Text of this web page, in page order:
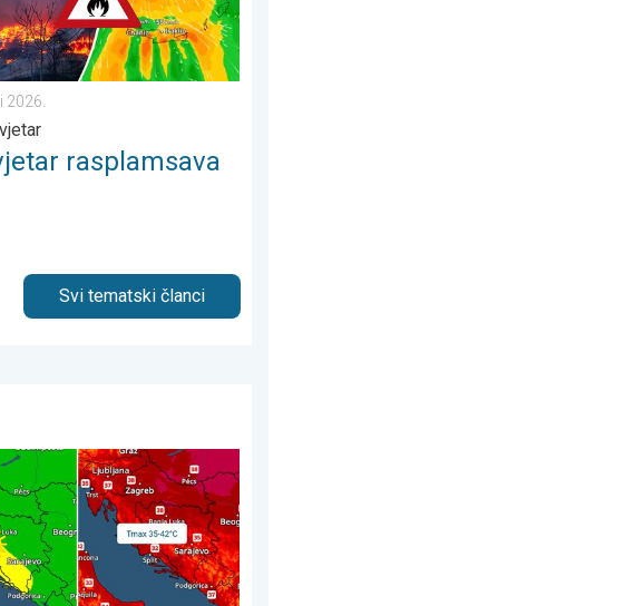
2026.
rasplamsava
Svi tematski članci
. . subota, 1. august 2026.
vala. Svježije u petak. Negdje stižu i pljuskovi. . . srijeda, 5. august 2026.